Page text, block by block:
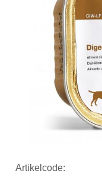
Artikelcode: